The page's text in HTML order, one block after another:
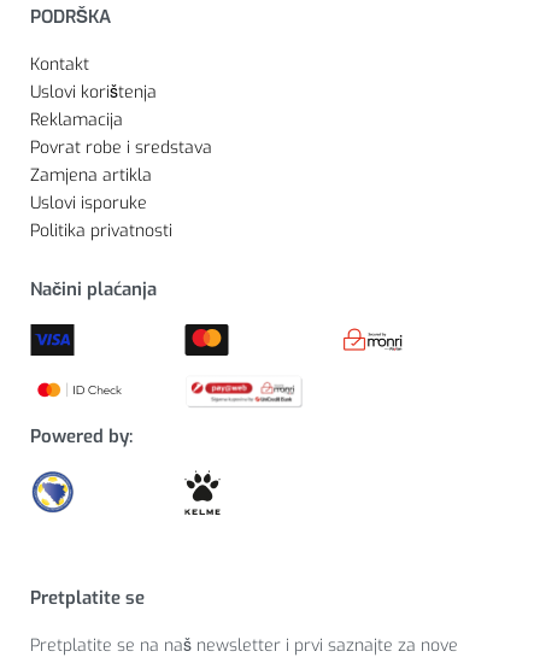
PODRŠKA
Kontakt
Uslovi korištenja
Reklamacija
Povrat robe i sredstava
Zamjena artikla
Uslovi isporuke
Politika privatnosti
Načini plaćanja
Powered by:
Pretplatite se
Pretplatite se na naš newsletter i prvi saznajte za nove